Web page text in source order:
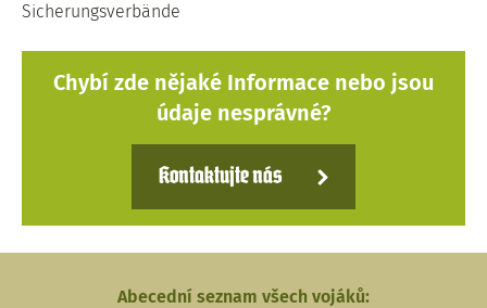
Sicherungsverbände
Chybí zde nějaké Informace nebo jsou
údaje nesprávné?
Kontaktujte nás
Abecední seznam všech vojáků: